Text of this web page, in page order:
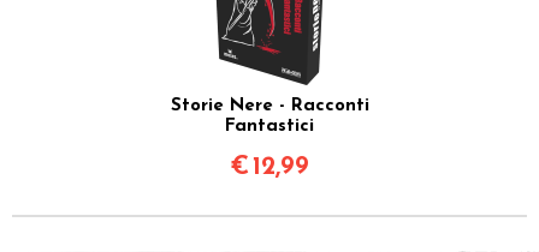
Storie Nere - Racconti
Fantastici
€ 12,99